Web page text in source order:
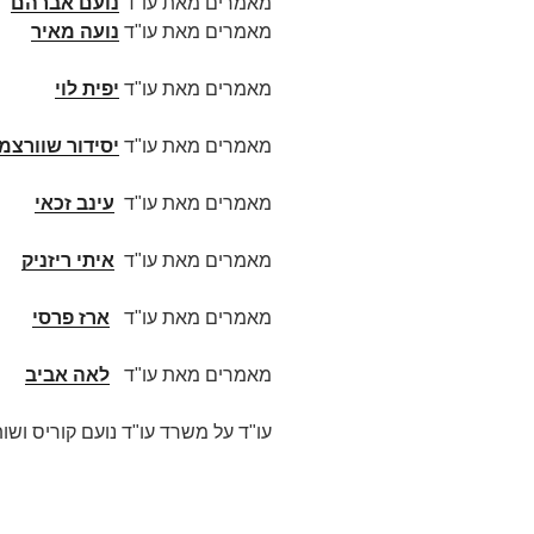
מאמרים מאת עו"ד נועה מאיר
מאמרים מאת עו"ד יפית לוי
מאמרים מאת עו"ד יסידור
מאמרים מאת עו"ד עינב זכאי
מאמרים מאת עו"ד איתי ריזניק
מאמרים מאת עו"ד ארז פרסי
מאמרים מאת עו"ד לאה אביב
עו"ד על משרד עו"ד נועם קוריס